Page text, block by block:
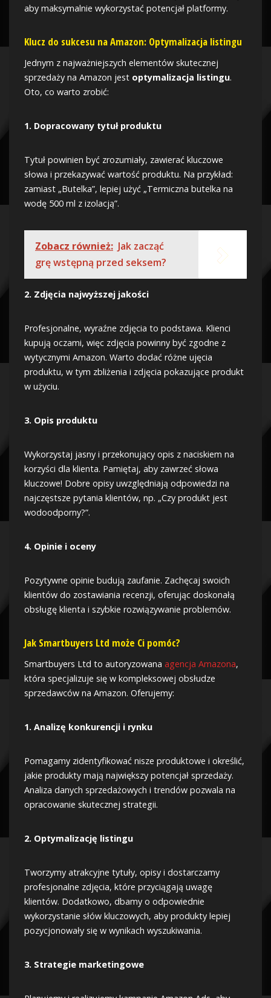
aby maksymalnie wykorzystać potencjał platformy.
Klucz do sukcesu na Amazon: Optymalizacja listingu
Jednym z najważniejszych elementów skutecznej
sprzedaży na Amazon jest optymalizacja listingu.
Oto, co warto zrobić:
1. Dopracowany tytuł produktu
Tytuł powinien być zrozumiały, zawierać kluczowe
słowa i przekazywać wartość produktu. Na przykład:
zamiast „Butelka”, lepiej użyć „Termiczna butelka na
wodę 500 ml z izolacją”.
Zobacz również: Jak zacząć
grę wstępną przed seksem?
2. Zdjęcia najwyższej jakości
Profesjonalne, wyraźne zdjęcia to podstawa. Klienci
kupują oczami, więc zdjęcia powinny być zgodne z
wytycznymi Amazon. Warto dodać różne ujęcia
produktu, w tym zbliżenia i zdjęcia pokazujące produkt
w użyciu.
3. Opis produktu
Wykorzystaj jasny i przekonujący opis z naciskiem na
korzyści dla klienta. Pamiętaj, aby zawrzeć słowa
kluczowe! Dobre opisy uwzględniają odpowiedzi na
najczęstsze pytania klientów, np. „Czy produkt jest
wodoodporny?”.
4. Opinie i oceny
Pozytywne opinie budują zaufanie. Zachęcaj swoich
klientów do zostawiania recenzji, oferując doskonałą
obsługę klienta i szybkie rozwiązywanie problemów.
Jak Smartbuyers Ltd może Ci pomóc?
Smartbuyers Ltd to autoryzowana agencja Amazona,
która specjalizuje się w kompleksowej obsłudze
sprzedawców na Amazon. Oferujemy:
1. Analizę konkurencji i rynku
Pomagamy zidentyfikować nisze produktowe i określić,
jakie produkty mają największy potencjał sprzedaży.
Analiza danych sprzedażowych i trendów pozwala na
opracowanie skutecznej strategii.
2. Optymalizację listingu
Tworzymy atrakcyjne tytuły, opisy i dostarczamy
profesjonalne zdjęcia, które przyciągają uwagę
klientów. Dodatkowo, dbamy o odpowiednie
wykorzystanie słów kluczowych, aby produkty lepiej
pozycjonowały się w wynikach wyszukiwania.
3. Strategie marketingowe